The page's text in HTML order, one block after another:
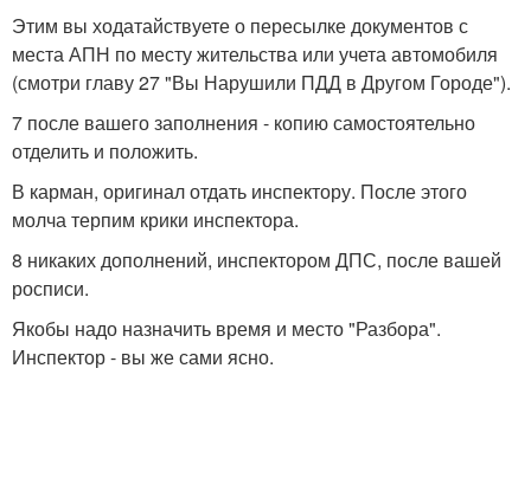
Этим вы ходатайствуете о пересылке документов с
места АПН по месту жительства или учета автомобиля
(смотри главу 27 "Вы Нарушили ПДД в Другом Городе").
7 после вашего заполнения - копию самостоятельно
отделить и положить.
В карман, оригинал отдать инспектору. После этого
молча терпим крики инспектора.
8 никаких дополнений, инспектором ДПС, после вашей
росписи.
Якобы надо назначить время и место "Разбора".
Инспектор - вы же сами ясно.